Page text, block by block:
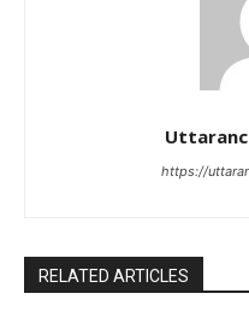
https://
RELATED ARTICLES